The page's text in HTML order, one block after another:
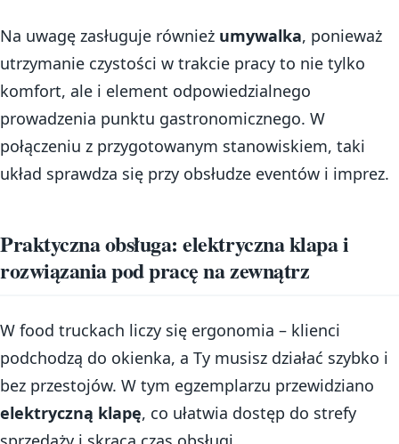
Na uwagę zasługuje również umywalka, ponieważ
utrzymanie czystości w trakcie pracy to nie tylko
komfort, ale i element odpowiedzialnego
prowadzenia punktu gastronomicznego. W
połączeniu z przygotowanym stanowiskiem, taki
układ sprawdza się przy obsłudze eventów i imprez.
Praktyczna obsługa: elektryczna klapa i
rozwiązania pod pracę na zewnątrz
W food truckach liczy się ergonomia – klienci
podchodzą do okienka, a Ty musisz działać szybko i
bez przestojów. W tym egzemplarzu przewidziano
elektryczną klapę, co ułatwia dostęp do strefy